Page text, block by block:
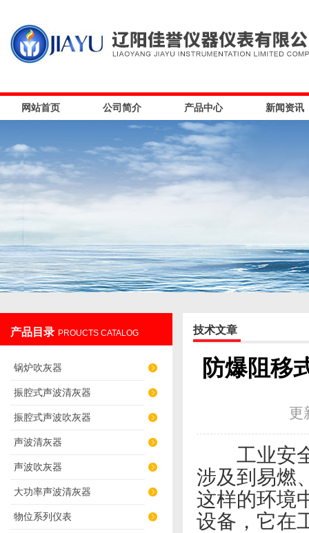
辽阳佳誉仪器仪表有限公司
网站首页 公司简介 产品中心 新闻资讯
产品目录 PROUCTS CATALOG
锅炉吹灰器
振腔式声波清灰器
振腔式声波吹灰器
声波清灰器
声波吹灰器
大功率声波清灰器
物位系列仪表
技术文章
防爆阻移
更
工业安全
涉及到易燃
这样的环境
设备，它在